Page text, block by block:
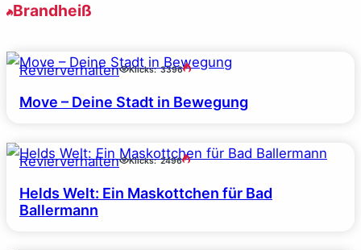
Brandheiß
Revierverhalten Klicks: 3396
Move – Deine Stadt in Bewegung
Revierverhalten Klicks: 2496
Helds Welt: Ein Maskottchen für Bad
Ballermann